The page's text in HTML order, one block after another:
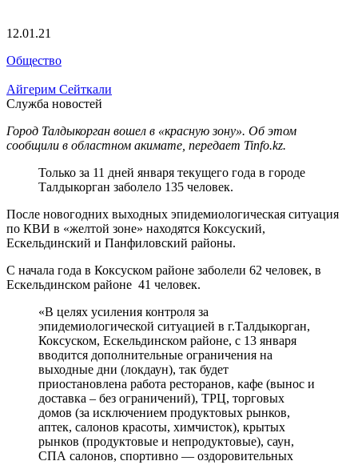
12.01.21
Общество
Айгерим Сейткали
Служба новостей
Город Талдыкорган вошел в «красную зону». Об этом
сообщили в областном акимате, передает Tinfo.kz.
Только за 11 дней января текущего года в городе
Талдыкорган заболело 135 человек.
После новогодних выходных эпидемиологическая ситуация
по КВИ в «желтой зоне» находятся Коксуский,
Ескельдинский и Панфиловский районы.
С начала года в Коксуском районе заболели 62 человек, в
Ескельдинском районе 41 человек.
«В целях усиления контроля за
эпидемиологической ситуацией в г.Талдыкорган,
Коксуском, Ескельдинском районе, с 13 января
вводится дополнительные ограничения на
выходные дни (локдаун), так будет
приостановлена работа ресторанов, кафе (вынос и
доставка – без ограничений), ТРЦ, торговых
домов (за исключением продуктовых рынков,
аптек, салонов красоты, химчисток), крытых
рынков (продуктовые и непродуктовые), саун,
СПА салонов, спортивно — оздоровительных